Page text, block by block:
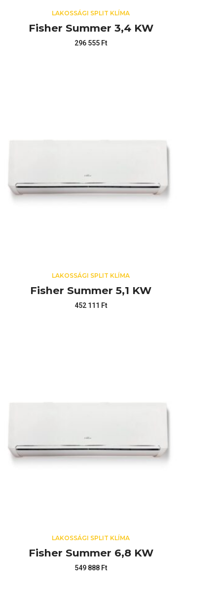
LAKOSSÁGI SPLIT KLÍMA
Fisher Summer 3,4 KW
296 555 Ft
LAKOSSÁGI SPLIT KLÍMA
Fisher Summer 5,1 KW
452 111 Ft
LAKOSSÁGI SPLIT KLÍMA
Fisher Summer 6,8 KW
549 888 Ft